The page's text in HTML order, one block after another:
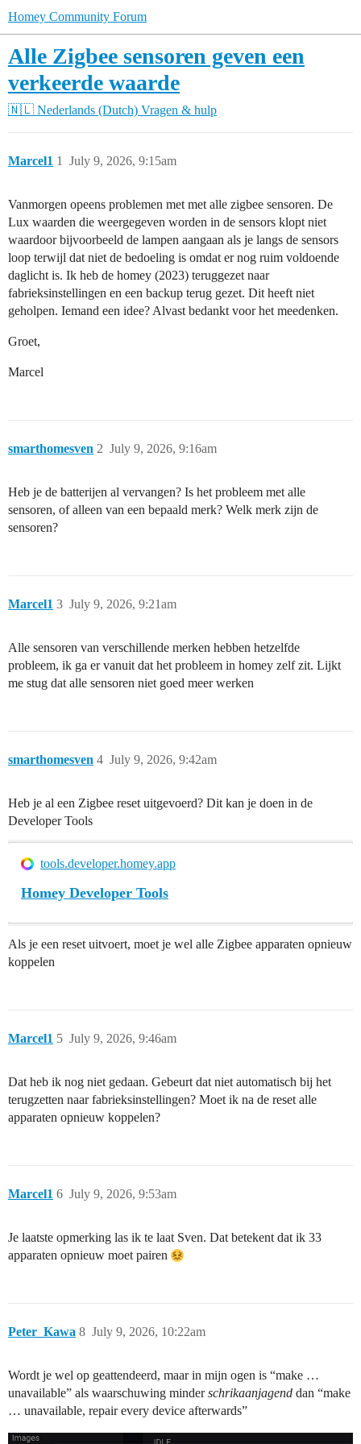
Homey Community Forum
Alle Zigbee sensoren geven een
verkeerde waarde
🇳🇱 Nederlands (Dutch) Vragen & hulp
Marcel1 July 9, 2026, 9:15am
1
Vanmorgen opeens problemen met met alle zigbee sensoren. De
Lux waarden die weergegeven worden in de sensors klopt niet
waardoor bijvoorbeeld de lampen aangaan als je langs de sensors
loop terwijl dat niet de bedoeling is omdat er nog ruim voldoende
daglicht is. Ik heb de homey (2023) teruggezet naar
fabrieksinstellingen en een backup terug gezet. Dit heeft niet
geholpen. Iemand een idee? Alvast bedankt voor het meedenken.
Groet,
Marcel
smarthomesven July 9, 2026, 9:16am
2
Heb je de batterijen al vervangen? Is het probleem met alle
sensoren, of alleen van een bepaald merk? Welk merk zijn de
sensoren?
Marcel1 July 9, 2026, 9:21am
3
Alle sensoren van verschillende merken hebben hetzelfde
probleem, ik ga er vanuit dat het probleem in homey zelf zit. Lijkt
me stug dat alle sensoren niet goed meer werken
smarthomesven July 9, 2026, 9:42am
4
Heb je al een Zigbee reset uitgevoerd? Dit kan je doen in de
Developer Tools
tools.developer.homey.app
Homey Developer Tools
Als je een reset uitvoert, moet je wel alle Zigbee apparaten opnieuw
koppelen
Marcel1 July 9, 2026, 9:46am
5
Dat heb ik nog niet gedaan. Gebeurt dat niet automatisch bij het
terugzetten naar fabrieksinstellingen? Moet ik na de reset alle
apparaten opnieuw koppelen?
Marcel1 July 9, 2026, 9:53am
6
Je laatste opmerking las ik te laat Sven. Dat betekent dat ik 33
apparaten opnieuw moet pairen
Peter_Kawa July 9, 2026, 10:22am
8
Wordt je wel op geattendeerd, maar in mijn ogen is “make …
unavailable” als waarschuwing minderschrikaanjagend dan “make
… unavailable, repair every device afterwards”